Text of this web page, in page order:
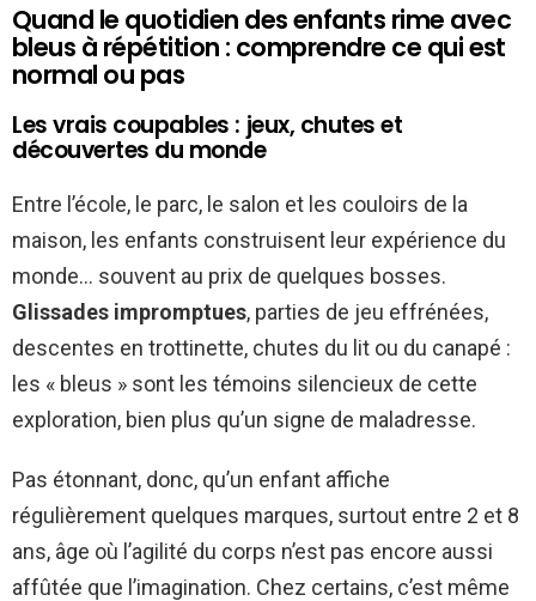
Quand le quotidien des enfants rime avec
bleus à répétition : comprendre ce qui est
normal ou pas
Les vrais coupables : jeux, chutes et
découvertes du monde
Entre l’école, le parc, le salon et les couloirs de la
maison, les enfants construisent leur expérience du
monde… souvent au prix de quelques bosses.
Glissades impromptues, parties de jeu effrénées,
descentes en trottinette, chutes du lit ou du canapé :
les « bleus » sont les témoins silencieux de cette
exploration, bien plus qu’un signe de maladresse.
Pas étonnant, donc, qu’un enfant affiche
régulièrement quelques marques, surtout entre 2 et 8
ans, âge où l’agilité du corps n’est pas encore aussi
affûtée que l’imagination. Chez certains, c’est même